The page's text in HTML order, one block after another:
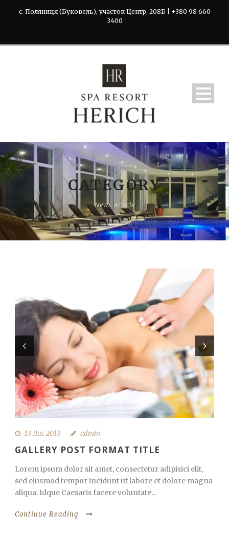
с. Поляниця (Буковель), участок Центр, 208Б | +380 98 660
3400
CATEGORY
News Article
13 Лис 2013 admin
GALLERY POST FORMAT TITLE
Lorem ipsum dolor sit amet, consectetur adipisici elit,
sed eiusmod tempor incidunt ut labore et dolore magna
aliqua. Idque Caesaris facere voluntate...
Continue Reading